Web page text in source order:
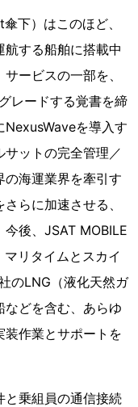
下）はこのほど、
する船舶に搭載中
ービスの一部を、
レードする覚書を締
NexusWaveを導入す
ットの完全管理／
海運業界を牽引す
らに加速させる、
後、JSAT MOBILE
リタイムとスカイ
のLNG（液化天然ガ
などを含む、あらゆ
装作業とサポートを
と乗組員の通信接続